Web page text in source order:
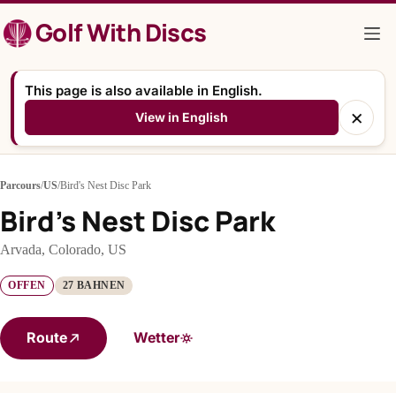
Inhalt
springenGolf With Discs
This page is also available in English.
View in English ×
Parcours/US/Bird's Nest Disc Park
Bird's Nest Disc Park
Arvada, Colorado, US
OFFEN 27 BAHNEN
Route Wetter